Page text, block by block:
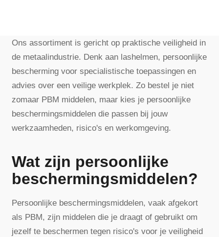
Ons assortiment is gericht op praktische veiligheid in
de metaalindustrie. Denk aan lashelmen, persoonlijke
bescherming voor specialistische toepassingen en
advies over een veilige werkplek. Zo bestel je niet
zomaar PBM middelen, maar kies je persoonlijke
beschermingsmiddelen die passen bij jouw
werkzaamheden, risico's en werkomgeving.
Wat zijn persoonlijke
beschermingsmiddelen?
Persoonlijke beschermingsmiddelen, vaak afgekort
als PBM, zijn middelen die je draagt of gebruikt om
jezelf te beschermen tegen risico's voor je veiligheid